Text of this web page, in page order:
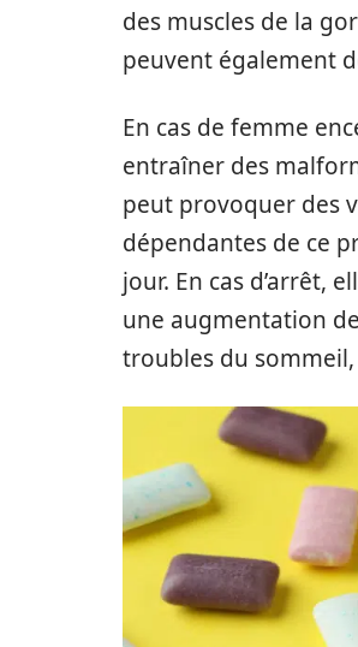
des muscles de la
peuvent également
En cas de femme
entraîner des
peut provoquer des
dépendantes de ce
jour. En cas d’arrêt,
une augmentation
troubles du